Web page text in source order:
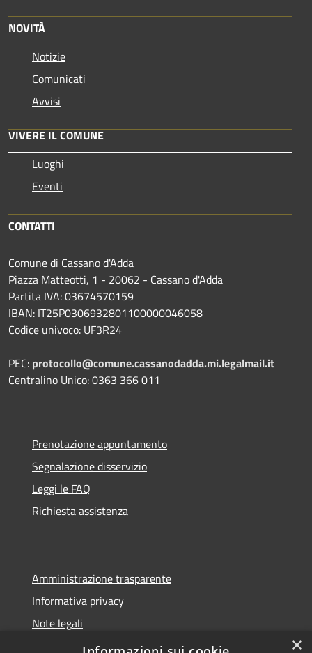
NOVITÀ
Notizie
Comunicati
Avvisi
VIVERE IL COMUNE
Luoghi
Eventi
CONTATTI
Comune di Cassano d'Adda
Piazza Matteotti, 1 - 20062 - Cassano d'Adda
Partita IVA: 03674570159
IBAN: IT25P0306932801100000046058
Codice univoco: UF3R24
PEC: protocollo@comune.cassanodadda.mi.legalmail.it
Centralino Unico: 0363 366 011
Prenotazione appuntamento
Segnalazione disservizio
Leggi le FAQ
Richiesta assistenza
Amministrazione trasparente
Informativa privacy
Note legali
Dichiarazione di accessibilità
×